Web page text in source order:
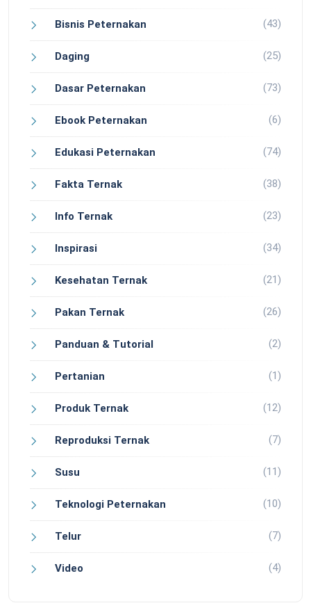
Bisnis Peternakan (43)
Daging (25)
Dasar Peternakan (73)
Ebook Peternakan (6)
Edukasi Peternakan (74)
Fakta Ternak (38)
Info Ternak (23)
Inspirasi (34)
Kesehatan Ternak (21)
Pakan Ternak (26)
Panduan & Tutorial (2)
Pertanian (1)
Produk Ternak (12)
Reproduksi Ternak (7)
Susu (11)
Teknologi Peternakan (10)
Telur (7)
Video (4)